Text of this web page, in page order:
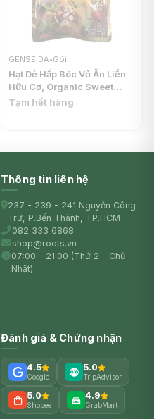
GENSEIDA•Gói
Hạt Dẻ Hấp Bóc Vỏ Ăn Liền
Hữu Cơ, Organic Sweet
Chestnut (250g) -
Tạm hết hàng
Thông tin liên hệ
237 - 239 - 241 Nguyễn Công
Trứ, P.Bến Thành, TP.HCM
082 333 6868
shop@roots.vn
07:00 - 21:00 (Thứ 2 - Chủ
Nhật)
Đánh giá & Chứng nhận
4.5
Google
5.0
TripAdvisor
5.0
Shopee
4.9
GrabMart